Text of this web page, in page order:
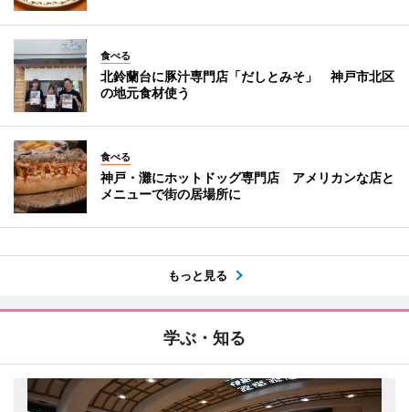
食べる
北鈴蘭台に豚汁専門店「だしとみそ」 神戸市北区
の地元食材使う
食べる
神戸・灘にホットドッグ専門店 アメリカンな店と
メニューで街の居場所に
もっと見る
学ぶ・知る